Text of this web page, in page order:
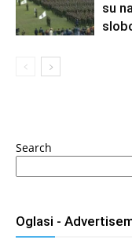
su
Search
Oglasi -